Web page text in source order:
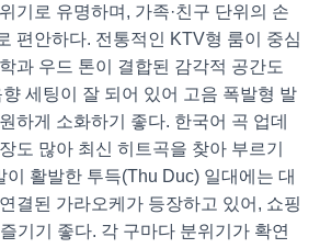
기로 유명하며, 가족·친구 단위의 손
편안하다. 전통적인 KTV형 룸이 중심
과 우드 톤이 결합된 감각적 공간도
세팅이 잘 되어 있어 고음 폭발형 발
하게 소화하기 좋다. 한국어 곡 업데
도 많아 최신 히트곡을 찾아 부르기
이 활발한 투득(Thu Duc) 일대에는 대
결된 가라오케가 등장하고 있어, 쇼핑
기기 좋다. 각 구마다 분위기가 확연